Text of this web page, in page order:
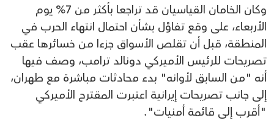
وكان الخامان القياسيان قد تراجعا بأكثر من 7% يوم
الأربعاء، على وقع تفاؤل بشأن احتمال انتهاء الحرب في
المنطقة، قبل أن تقلص الأسواق جزءا من خسائرها عقب
تصريحات للرئيس الأميركي دونالد ترامب، وصف فيها
أنه "من السابق لأوانه" بدء محادثات مباشرة مع طهران،
إلى جانب تصريحات إيرانية اعتبرت المقترح الأميركي
"أقرب إلى قائمة أمنيات".